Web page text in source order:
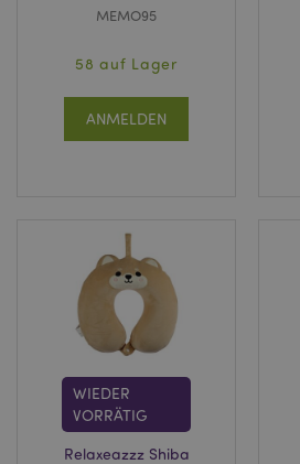
MEMO95
58 auf Lager
ANMELDEN
WIEDER
VORRÄTIG
Relaxeazzz Shiba